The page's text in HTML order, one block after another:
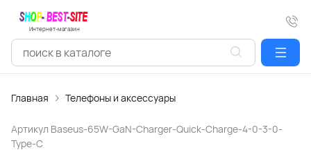
Интернет-магазин
Главная Телефоны и аксессуары
Артикул Baseus-65W-GaN-Charger-Quick-Charge-4-0-3-0-
Type-C